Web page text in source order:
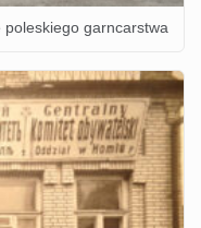
poleskiego garncarstwa